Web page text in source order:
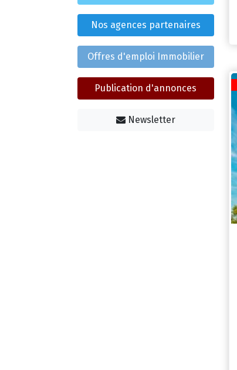
Nos agences partenaires
Offres d'emploi Immobilier
Publication d'annonces
Newsletter